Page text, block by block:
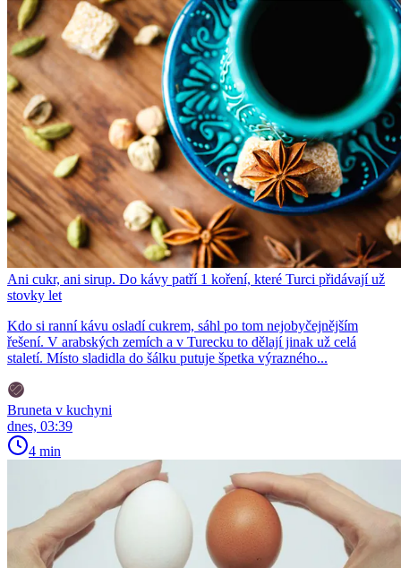
Ani cukr, ani sirup. Do kávy patří 1 koření, které Turci přidávají už
stovky let
Kdo si ranní kávu osladí cukrem, sáhl po tom nejobyčejnějším
řešení. V arabských zemích a v Turecku to dělají jinak už celá
staletí. Místo sladidla do šálku putuje špetka výrazného...
Bruneta v kuchyni
dnes, 03:39
4 min